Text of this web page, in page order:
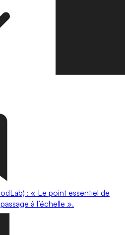
: « Le point essentiel de
à l’échelle ».